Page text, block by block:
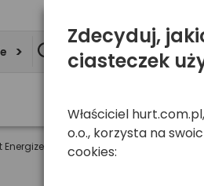
(taca)
Zdecyduj,
ciasteczek
Właściciel
o.o., korzysta na
cookies: